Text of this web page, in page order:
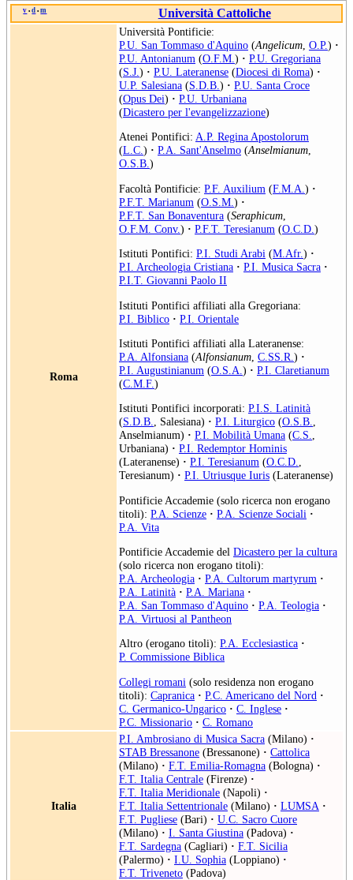
v • d • m Università Cattoliche
Roma
Università Pontificie:
P.U. San Tommaso d'Aquino (Angelicum O.P.) ·
P.U. Antonianum (O.F.M. ) · P.U. Gregoriana
(S.J. ) · P.U. Lateranense (Diocesi di Roma) ·
U.P. Salesiana (S.D.B. ) · P.U. Santa Croce
(Opus Dei) · P.U. Urbaniana
(Dicastero per l'evangelizzazione)
Atenei Pontifici: A.P. Regina Apostolorum
(L.C.) · P.A. Sant'Anselmo (Anselmianum,
O.S.B.)
Facoltà Pontificie: P.F. Auxilium (F.M.A. ) ·
P.F.T. Marianum (O.S.M. ) ·
P.F.T. San Bonaventura (Seraphicum
O.F.M. Conv.) · P.F.T. Teresianum (O.C.D. )
Istituti Pontifici: P.I. Studi Arabi (M.Afr.) ·
P.I. Archeologia Cristiana · P.I. Musica Sacra ·
P.I.T. Giovanni Paolo II
Istituti Pontifici affiliati alla Gregoriana:
P.I. Biblico · P.I. Orientale
Istituti Pontifici affiliati alla Lateranense:
P.A. Alfonsiana (Alfonsianum C.SS.R. ) ·
P.I. Augustinianum (O.S.A. ) · P.I. Claretianum
(C.M.F.)
Istituti Pontifici incorporati: P.I.S. Latinità
(S.D.B., Salesiana) · P.I. Liturgico (O.S.B.,
Anselmianum) · P.I. Mobilità Umana (C.S.,
Urbaniana) · P.I. Redemptor Hominis
(Lateranense) · P.I. Teresianum (O.C.D.,
Teresianum) · P.I. Utriusque Iuris (Lateranense)
Pontificie Accademie (solo ricerca non erogano
titoli): P.A. Scienze · P.A. Scienze Sociali ·
P.A. Vita
Pontificie Accademie del Dicastero per la cultura
(solo ricerca non erogano titoli):
P.A. Archeologia · P.A. Cultorum martyrum ·
P.A. Latinità · P.A. Mariana ·
P.A. San Tommaso d'Aquino · P.A. Teologia ·
P.A. Virtuosi al Pantheon
Altro (erogano titoli): P.A. Ecclesiastica ·
P. Commissione Biblica
Collegi romani (solo residenza non erogano
titoli): Capranica · P.C. Americano del Nord ·
C. Germanico-Ungarico · C. Inglese ·
P.C. Missionario · C. Romano
Italia
P.I. Ambrosiano di Musica Sacra (Milano) ·
STAB Bressanone (Bressanone) · Cattolica
(Milano) · F.T. Emilia-Romagna (Bologna) ·
F.T. Italia Centrale (Firenze) ·
F.T. Italia Meridionale (Napoli) ·
F.T. Italia Settentrionale (Milano) · LUMSA ·
F.T. Pugliese (Bari) · U.C. Sacro Cuore
(Milano) · I. Santa Giustina (Padova) ·
F.T. Sardegna (Cagliari) · F.T. Sicilia
(Palermo) · I.U. Sophia (Loppiano) ·
F.T. Triveneto (Padova)